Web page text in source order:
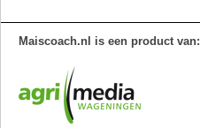
Maiscoach.nl is een product van: